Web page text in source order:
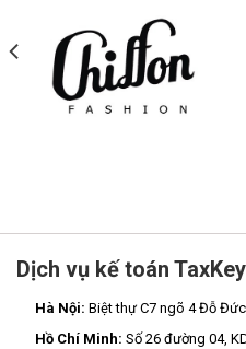
Dịch vụ kế toán
Hà Nội: Biệt thự C7 ngõ 4 Đỗ Đức
Hồ Chí Minh: Số 26 đường 04,